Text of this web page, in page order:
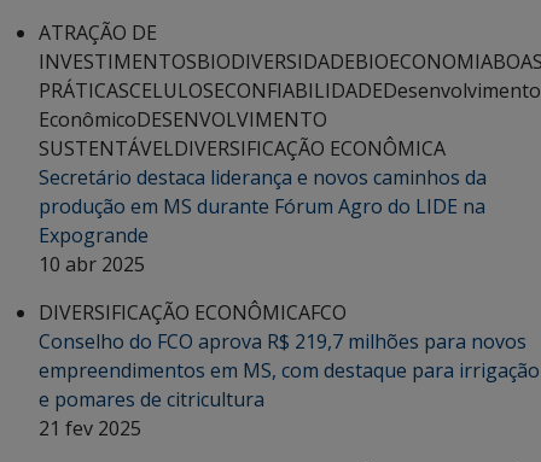
ATRAÇÃO DE
INVESTIMENTOSBIODIVERSIDADEBIOECONOMIA
PRÁTICASCELULOSECONFIABILIDADEDesenvolvimento
EconômicoDESENVOLVIMENTO
SUSTENTÁVELDIVERSIFICAÇÃO ECONÔMICA
Secretário destaca liderança e novos caminhos da
produção em MS durante Fórum Agro do LIDE na
Expogrande
10 abr 2025
DIVERSIFICAÇÃO ECONÔMICAFCO
Conselho do FCO aprova R$ 219,7 milhões para novos
empreendimentos em MS, com destaque para irrigação
e pomares de citricultura
21 fev 2025